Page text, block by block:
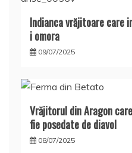
Indianca vrăjitoare care
i omora
09/07/2025
Vrăjitorul din Aragon
fie posedate de diavol
08/07/2025